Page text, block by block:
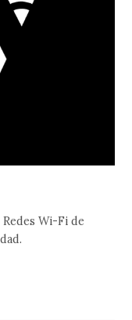
Wi-Fi de